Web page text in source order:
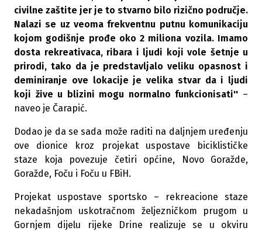
civilne zaštite jer je to stvarno bilo rizično područje.
Nalazi se uz veoma frekventnu putnu komunikaciju
kojom godišnje prođe oko 2 miliona vozila. Imamo
dosta rekreativaca, ribara i ljudi koji vole šetnje u
prirodi, tako da je predstavljalo veliku opasnost i
deminiranje ove lokacije je velika stvar da i ljudi
koji žive u blizini mogu normalno funkcionisati'' –
naveo je Čarapić.
Dodao je da se sada može raditi na daljnjem uređenju
ove dionice kroz projekat uspostave biciklističke
staze koja povezuje četiri općine, Novo Goražde,
Goražde, Foču i Foču u FBiH.
Projekat uspostave sportsko – rekreacione staze
nekadašnjom uskotračnom željezničkom prugom u
Gornjem dijelu rijeke Drine realizuje se u okviru